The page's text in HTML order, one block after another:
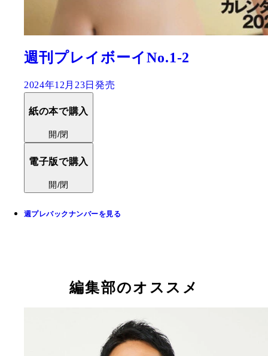
週刊プレイボーイNo.1-2
2024年12月23日発売
紙の本で購入
開/閉
電子版で購入
開/閉
週プレバックナンバーを見る
編集部のオススメ